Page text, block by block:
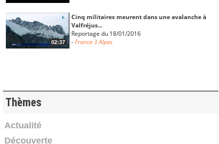
02:37
Cinq militaires meurent dans une avalanche à
Valfréjus...
Reportage du 18/01/2016
-France 3 Alpes
Thèmes
Actualité
Découverte